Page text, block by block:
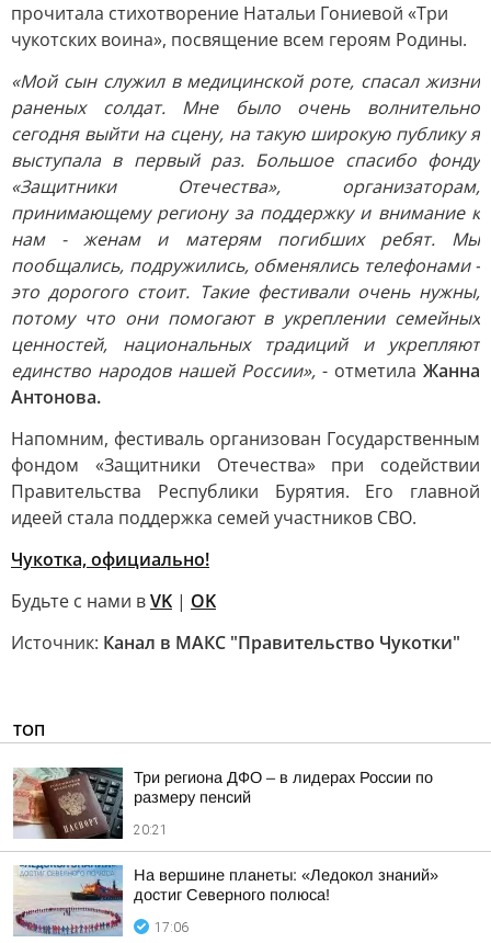
прочитала стихотворение Натальи Гониевой «Три
чукотских воина», посвящение всем героям Родины.
«Мой сын служил в медицинской роте, спасал жизни
раненых солдат. Мне было очень волнительно
сегодня выйти на сцену, на такую широкую публику я
выступала в первый раз. Большое спасибо фонду
«Защитники Отечества», организаторам,
принимающему региону за поддержку и внимание к
нам - женам и матерям погибших ребят. Мы
пообщались, подружились, обменялись телефонами -
это дорогого стоит. Такие фестивали очень нужны,
потому что они помогают в укреплении семейных
ценностей, национальных традиций и укрепляют
единство народов нашей России», - отметила Жанна
Антонова.
Напомним, фестиваль организован Государственным
фондом «Защитники Отечества» при содействии
Правительства Республики Бурятия. Его главной
идеей стала поддержка семей участников СВО.
Чукотка, официально!
Будьте с нами вVK | OK
Источник: Канал в МАКС "Правительство Чукотки"
ТОП
Три региона ДФО – в лидерах России по
размеру пенсий
20:21
На вершине планеты: «Ледокол знаний»
достиг Северного полюса!
17:06